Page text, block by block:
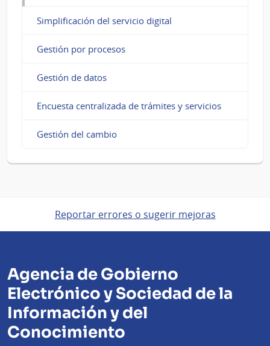
Simplificación del servicio digital
Gestión por procesos
Gestión de datos
Encuesta centralizada de trámites y servicios
Gestión del cambio
Reportar errores o sugerir mejoras
Agencia de Gobierno
Electrónico y Sociedad de la
Información y del
Conocimiento